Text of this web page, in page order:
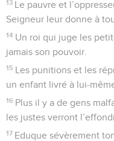
13 Le pauvre et
Seigneur leur donne à
14 Un roi qui juge les
jamais son pouvoir.
15 Les punitions et les
un enfant livré à lui-
16 Plus il y a de gens
les justes verront
17 Eduque sévèrement